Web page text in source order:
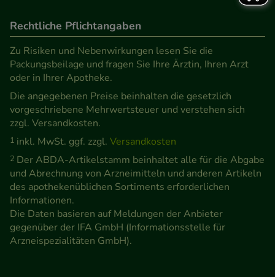
Rechtliche Pflichtangaben
Zu Risiken und Nebenwirkungen lesen Sie die
Packungsbeilage und fragen Sie Ihre Ärztin, Ihren Arzt
oder in Ihrer Apotheke.
Die angegebenen Preise beinhalten die gesetzlich
vorgeschriebene Mehrwertsteuer und verstehen sich
zzgl. Versandkosten.
1 inkl. MwSt. ggf. zzgl. Versandkosten
2 Der ABDA-Artikelstamm beinhaltet alle für die Abgabe
und Abrechnung von Arzneimitteln und anderen Artikeln
des apothekenüblichen Sortiments erforderlichen
Informationen.
Die Daten basieren auf Meldungen der Anbieter
gegenüber der IFA GmbH (Informationsstelle für
Arzneispezialitäten GmbH).